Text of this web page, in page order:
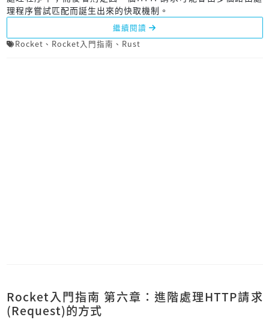
理程序嘗試匹配而誕生出來的快取機制。
繼續閱讀
Rocket 、 Rocket入門指南 、 Rust
Rocket入門指南 第六章：進階處理HTTP請求
(Request)的方式